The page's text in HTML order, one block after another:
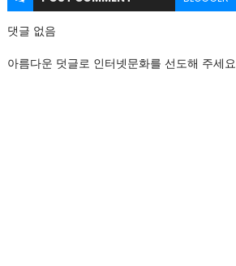
댓글 없음
아름다운 덧글로 인터넷문화를 선도해 주세요